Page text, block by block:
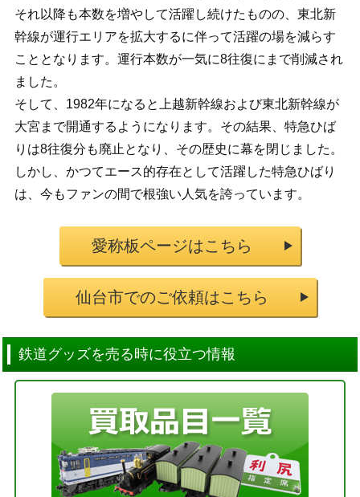
それ以降も本数を増やして活躍し続けたものの、東北新
幹線が運行エリアを拡大するに伴って活躍の場を減らす
こととなります。運行本数が一気に8往復にまで削減され
ました。
そして、1982年になると上越新幹線および東北新幹線が
大宮まで開通するようになります。その結果、特急ひば
りは8往復分も廃止となり、その歴史に幕を閉じました。
しかし、かつてエース的存在として活躍した特急ひばり
は、今もファンの間で根強い人気を誇っています。
愛称板ページはこちら
仙台市でのご依頼はこちら
鉄道グッズを売る時に役立つ情報